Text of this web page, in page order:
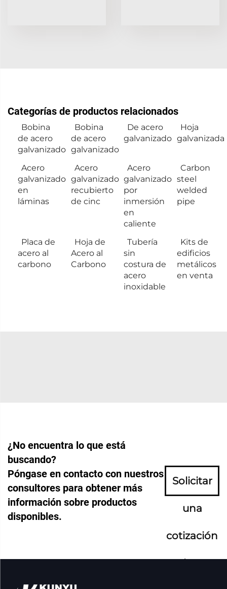
Categorías de productos relacionados
Bobina
de acero
galvanizado
Bobina
de acero
galvanizado
De acero
galvanizado
Hoja
galvanizada
Acero
galvanizado
en
láminas
Acero
galvanizado
recubierto
de cinc
Acero
galvanizado
por
inmersión
en
caliente
Carbon
steel
welded
pipe
Placa de
acero al
carbono
Hoja de
Acero al
Carbono
Tubería
sin
costura de
acero
inoxidable
Kits de
edificios
metálicos
en venta
¿No encuentra lo que está
buscando?
Póngase en contacto con nuestros
consultores para obtener más
información sobre productos
disponibles.
Solicitar
una
cotización
ahora